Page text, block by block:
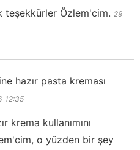
teşekkürler Özlem'cim. 29
hazır pasta kreması
12:35
krema kullanımını
o yüzden bir şey